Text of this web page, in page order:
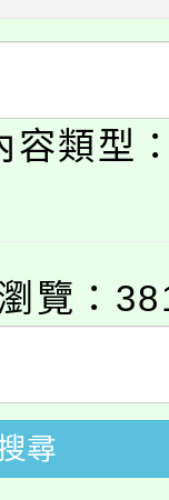
選結果(
年度第
選結果(
學推廣
分析基
加。
入校路
序及
育課程
年度第
選結果(
知識
度學生
類型
覽：
尋